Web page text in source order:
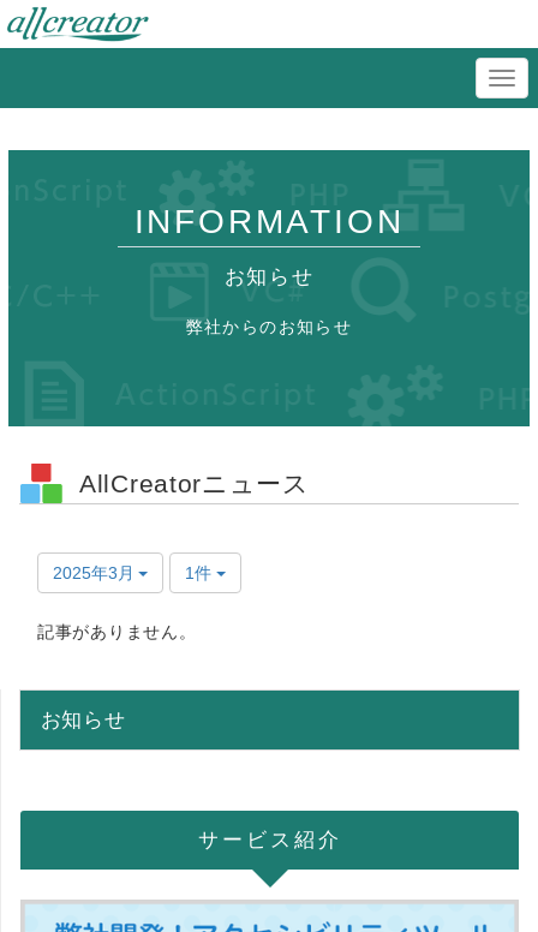
INFORMATION
お知らせ
弊社からのお知らせ
AllCreatorニュース
2025年3月 1件
記事がありません。
お知らせ
サービス紹介